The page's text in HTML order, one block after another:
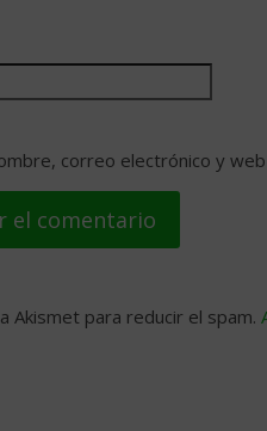
correo electrónico y
Akismet para reducir el spam.